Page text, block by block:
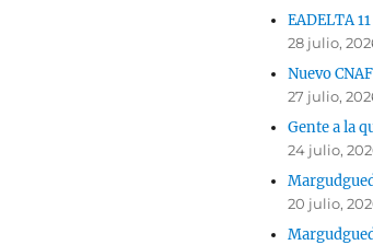
EADELTA 11
28 julio,
Nuevo
27 julio,
Gente a la
24 julio,
20 julio,